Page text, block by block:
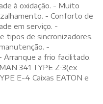
à oxidação. - Muito
- Conforto de
em serviço. -
tipos de sincronizadores.
-
Arranque a frio facilitado.
341 TYPE Z-3(ex
E-4 Caixas EATON e